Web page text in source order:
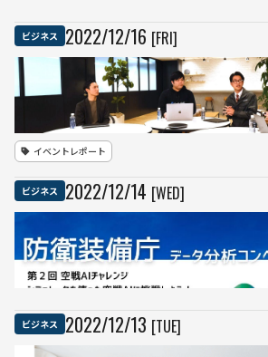
ビジネス 2022/12/16 [FRI]
イベントレポート
ビジネス 2022/12/14 [WED]
ビジネス 2022/12/13 [TUE]